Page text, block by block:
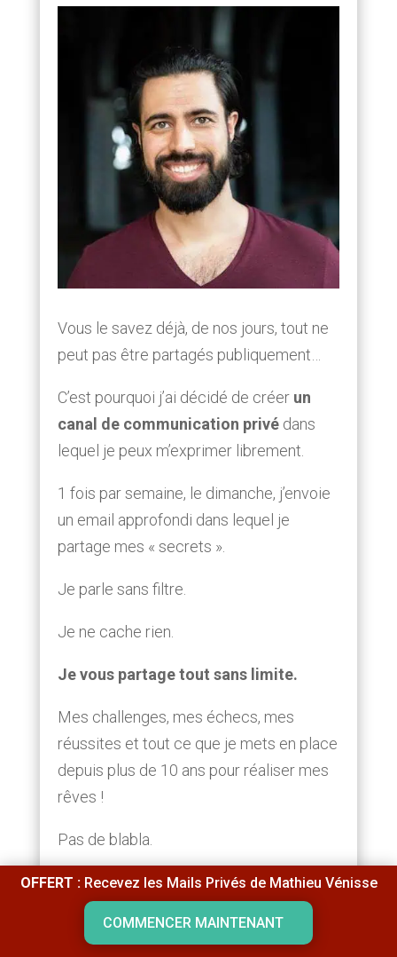
Vous le savez déjà, de nos jours, tout ne
peut pas être partagés publiquement…
C’est pourquoi j’ai décidé de créer un
canal de communication privé dans
lequel je peux m’exprimer librement.
1 fois par semaine, le dimanche, j’envoie
un email approfondi dans lequel je
partage mes « secrets ».
Je parle sans filtre.
Je ne cache rien.
Je vous partage tout sans limite.
Mes challenges, mes échecs, mes
réussites et tout ce que je mets en place
depuis plus de 10 ans pour réaliser mes
rêves !
Pas de blabla.
Que du concret.
Chaque e-mail est envoyé une fois et
OFFERT :Recevez les Mails Privés de Mathieu Vénisse
COMMENCER MAINTENANT